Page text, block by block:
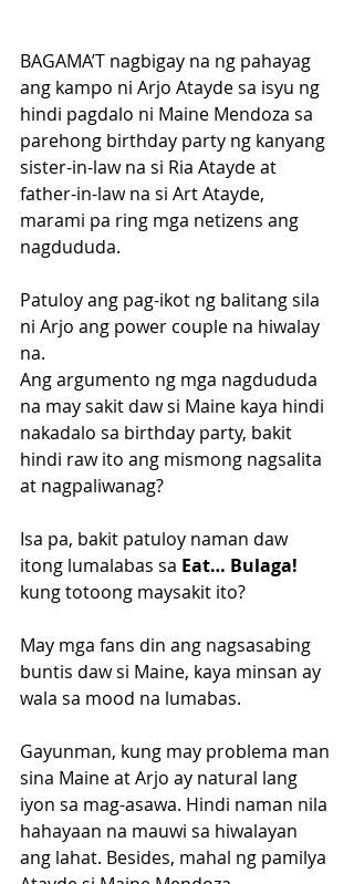
BAGAMA’T nagbigay na ng pahayag
ang kampo ni Arjo Atayde sa isyu ng
hindi pagdalo ni Maine Mendoza sa
parehong birthday party ng kanyang
sister-in-law na si Ria Atayde at
father-in-law na si Art Atayde,
marami pa ring mga netizens ang
nagdududa.
Patuloy ang pag-ikot ng balitang sila
ni Arjo ang power couple na hiwalay
na.
Ang argumento ng mga nagdududa
na may sakit daw si Maine kaya hindi
nakadalo sa birthday party, bakit
hindi raw ito ang mismong nagsalita
at nagpaliwanag?
Isa pa, bakit patuloy naman daw
itong lumalabas sa Eat… Bulaga!
kung totoong maysakit ito?
May mga fans din ang nagsasabing
buntis daw si Maine, kaya minsan ay
wala sa mood na lumabas.
Gayunman, kung may problema man
sina Maine at Arjo ay natural lang
iyon sa mag-asawa. Hindi naman nila
hahayaan na mauwi sa hiwalayan
ang lahat. Besides, mahal ng pamilya